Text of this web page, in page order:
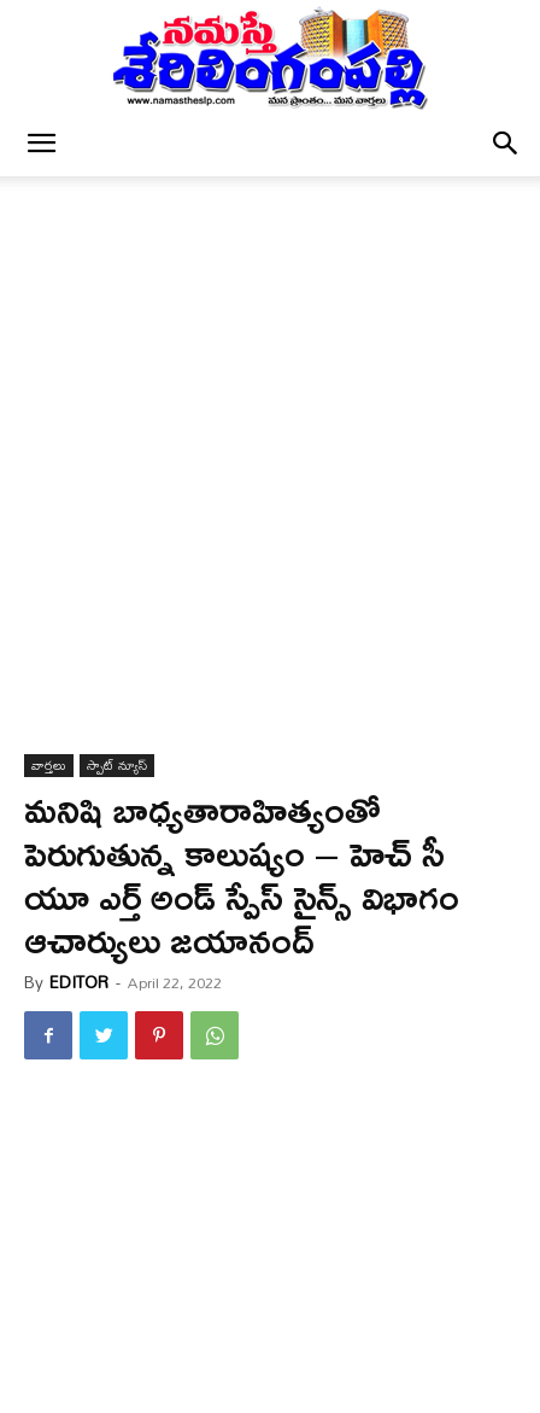
వార్త‌లు స్పాట్ న్యూస్
మనిషి బాధ్యతారాహిత్యంతో
పెరుగుతున్న కాలుష్యం – హెచ్ సీ
యూ ఎర్త్ అండ్ స్పేస్ సైన్స్ విభాగం
ఆచార్యులు జయానంద్
ByEDITOR - April 22, 2022